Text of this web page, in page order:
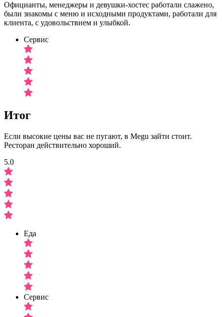
Официанты, менеджеры и девушки-хостес работали слажено,
были знакомы с меню и исходными продуктами, работали для
клиента, с удовольствием и улыбкой.
Сервис
Итог
Если высокие цены вас не пугают, в Megu зайти стоит.
Ресторан действительно хороший.
5.0
Еда
Сервис